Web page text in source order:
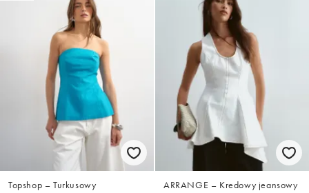
Topshop – Turkusowy
ARRANGE – Kredowy jeansowy